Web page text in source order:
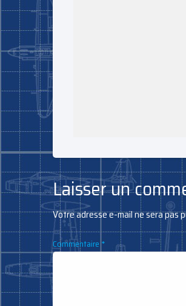
Laisser un
Votre adresse e-mail ne sera pas
Commentaire *